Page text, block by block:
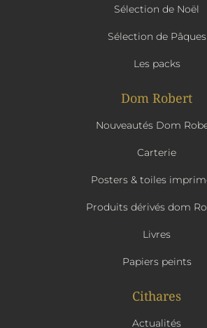
Sélection de Noël
Sélection de Pâques
Les packs
Dom Robert
Nouveautés Dom
Carterie
Posters & toiles
Produits dérivés dom
Livres
Papiers peints
Cithares
Actualités